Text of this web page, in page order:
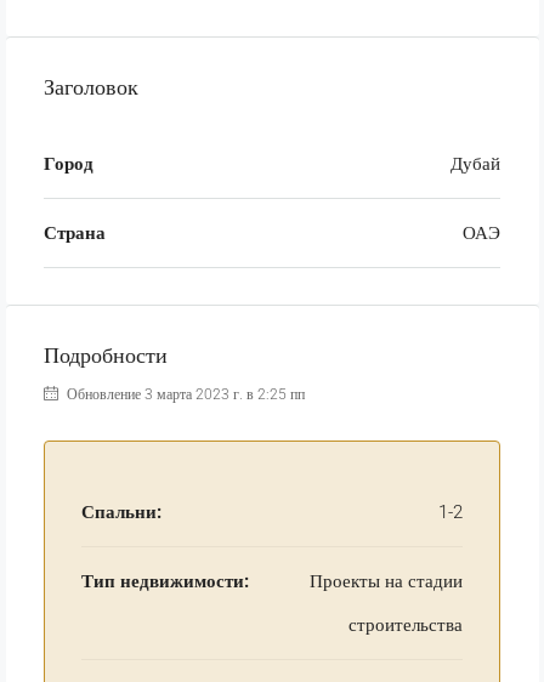
Заголовок
Город Дубай
Страна ОАЭ
Подробности
Обновление 3 марта 2023 г. в 2:25 пп
Спальни: 1-2
Тип недвижимости:
Проекты на стадии
строительства